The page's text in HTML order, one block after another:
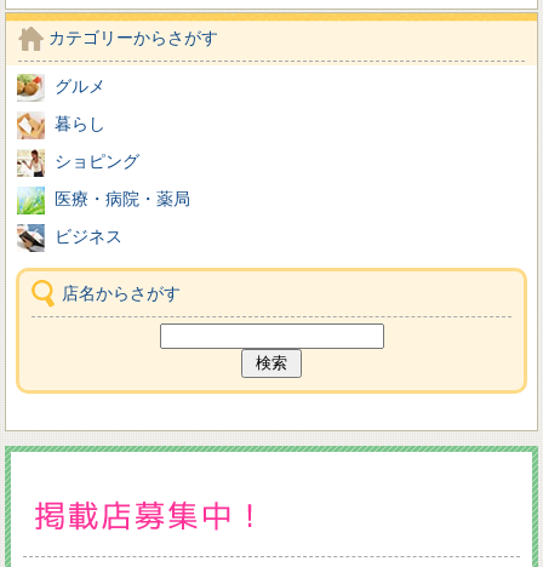
カテゴリーからさがす
グルメ
暮らし
ショピング
医療・病院・薬局
ビジネス
店名からさがす